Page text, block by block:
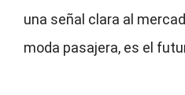
una señal clara al
moda pasajera, es el